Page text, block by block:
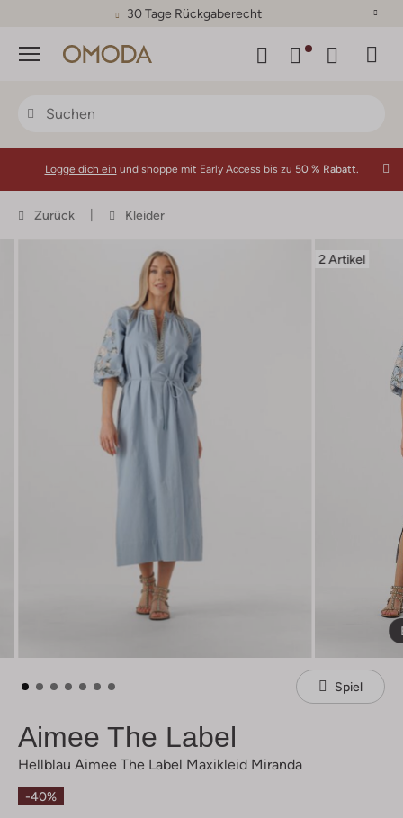
30 Tage Rückgaberecht
Menü
Logge dich ein und shoppe mit Early Access bis zu 50 % Rabatt.
Zurück Kleider
2 Artikel
Spiel
Aimee The Label
Hellblau Aimee The Label Maxikleid Miranda
-40%